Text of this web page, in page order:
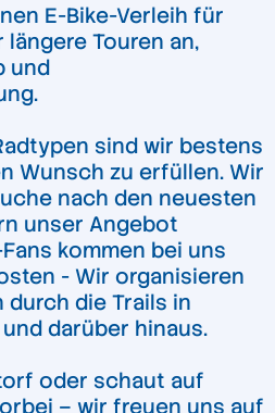
E-Bike-Verleih für
Touren an,
und
sind wir bestens
Wunsch zu erfüllen. Wir
nach den neuesten
unser Angebot
kommen bei uns
- Wir organisieren
durch die Trails in
darüber hinaus.
oder schaut auf
– wir freuen uns auf